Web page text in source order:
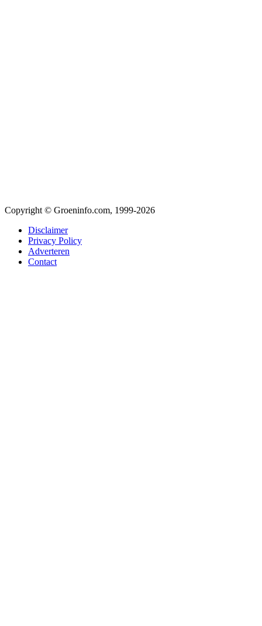
Copyright © Groeninfo.com, 1999-2026
Disclaimer
Privacy Policy
Adverteren
Contact